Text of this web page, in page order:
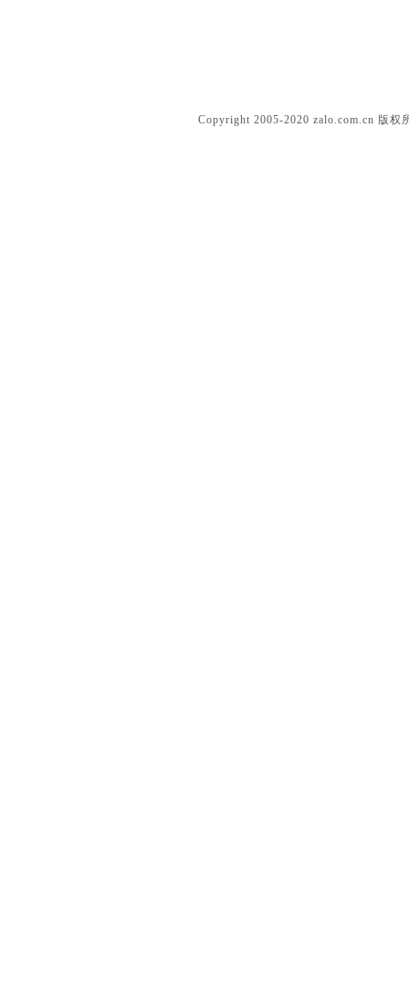
Copyright 2005-2020 zalo.com.cn 版